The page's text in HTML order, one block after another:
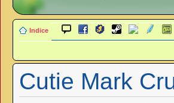
Indice
Cutie Mark